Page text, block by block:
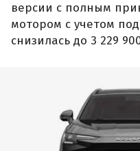
версии с полным
мотором с учетом
снизилась до 3 229